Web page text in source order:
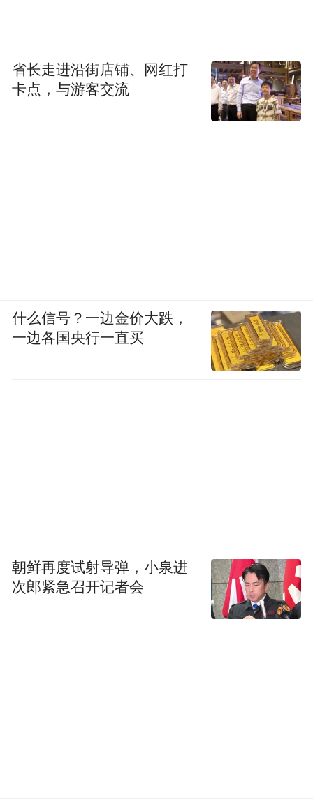
省长走进沿街店铺、网红打
卡点，与游客交流
什么信号？一边金价大跌，
一边各国央行一直买
朝鲜再度试射导弹，小泉进
次郎紧急召开记者会